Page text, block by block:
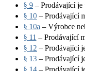
§ 9 – Prodávající je
§ 10 – Prodávající
§ 10a – Výrobce
§ 11 – Prodávající
§ 12 – Prodávající
§ 13 – Prodávající
§ 14 – Prodávající